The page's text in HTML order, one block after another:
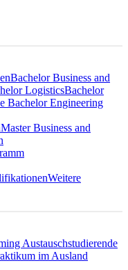
Bachelor Business and
LogisticsBachelor
Bachelor Engineering
Master Business and
Weitere
Austauschstudierende
im Ausland